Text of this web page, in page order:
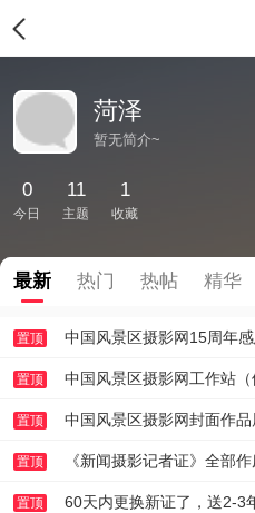
菏泽
暂无简介~
0
今日
11
主题
1
收藏
最新 热门 热帖 精华
置顶 中国风景区摄影网15周年
置顶 中国风景区摄影网工作站
置顶 中国风景区摄影网封面作品
置顶 《新闻摄影记者证》全部作
置顶 60天内更换新证了，送2-3